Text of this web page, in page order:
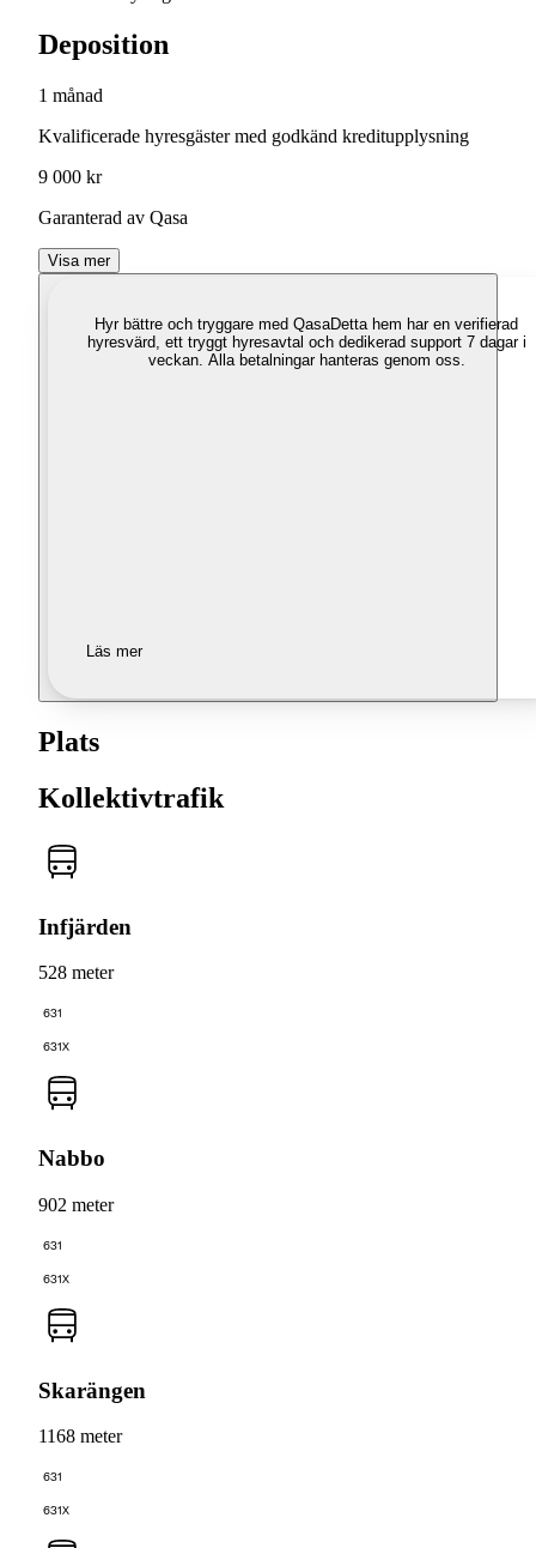
Deposition
1 månad
Kvalificerade hyresgäster med godkänd kreditupplysning
9 000 kr
Garanterad av Qasa
Visa mer
Hyr bättre och tryggare med QasaDetta hem har en verifierad
hyresvärd, ett tryggt hyresavtal och dedikerad support 7 dagar i
veckan. Alla betalningar hanteras genom oss.
Läs mer
Plats
Kollektivtrafik
Infjärden
528 meter
631
631X
Nabbo
902 meter
631
631X
Skarängen
1168 meter
631
631X